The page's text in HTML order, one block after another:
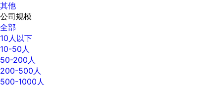
其他
公司规模
全部
10人以下
10-50人
50-200人
200-500人
500-1000人